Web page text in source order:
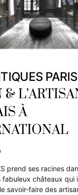
À
prend ses racines
fabuleux châteaux qui
savoir-faire des